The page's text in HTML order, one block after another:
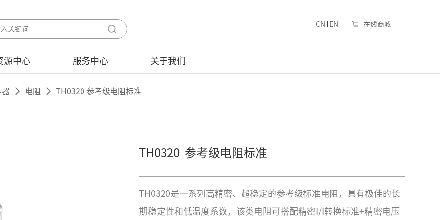
CN EN 在线商城
源中心 服务中心 关于我们
器 电阻 TH0320 参考级电阻标准
TH0320 参考级电阻标准
TH0320是一系列高精密、超稳定的参考级标准电阻，具有极佳的长
期稳定性和低温度系数，该类电阻可搭配精密I/I转换标准+精密电压